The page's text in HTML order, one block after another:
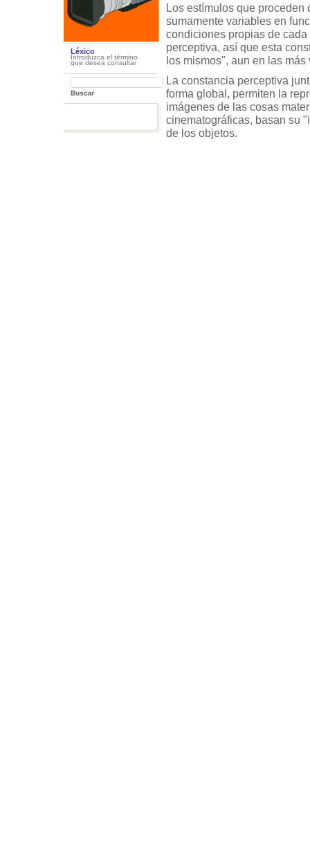
Léxico
Introduzca el término
que desea consultar
Los estímulos que proceden
sumamente variables en
condiciones propias de
perceptiva, así que esta
los mismos", aun en las
La constancia perceptiva
forma global, permiten la
imágenes de las cosas
cinematográficas, basan su
de los objetos.